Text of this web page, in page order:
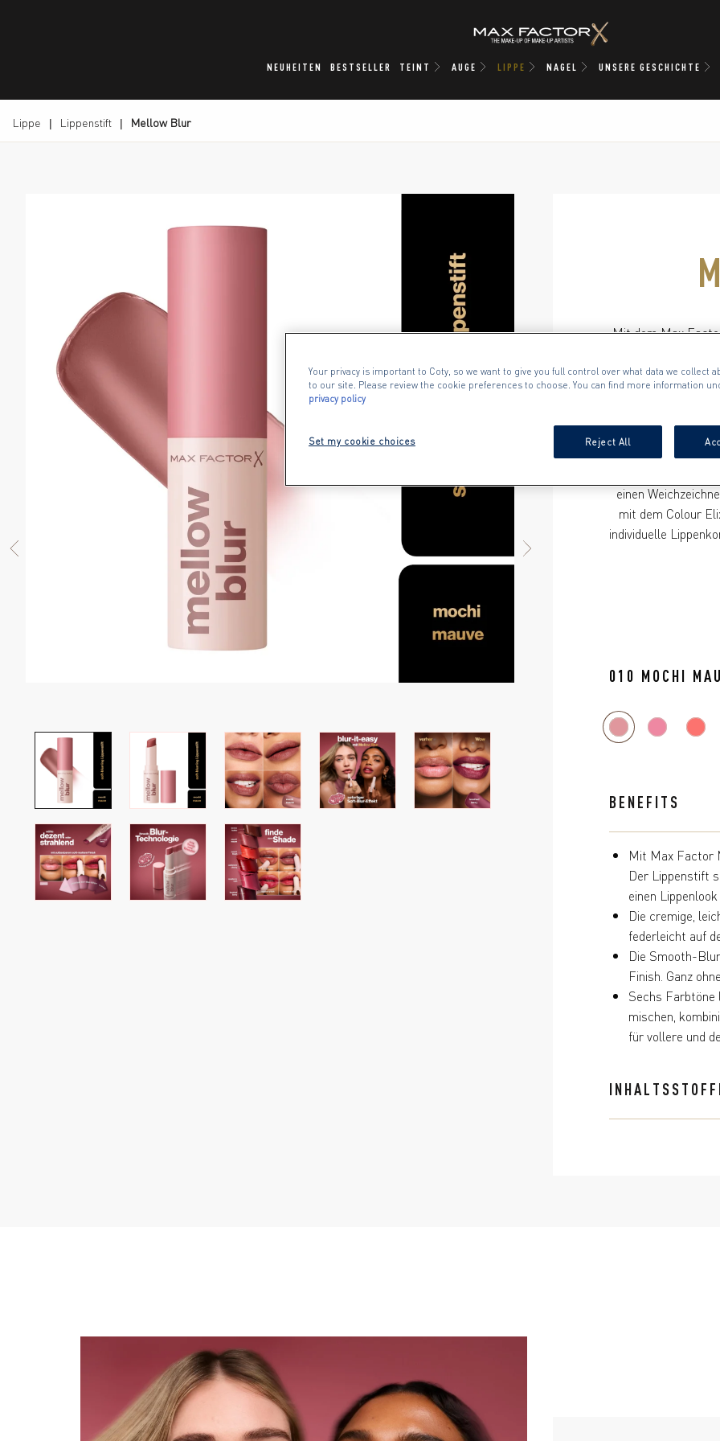
NEUHEITEN BESTSELLER TEINT AUGE LIPPE NAGEL UNSERE GESCHICHTE
Lippe Lippenstift Mellow Blur
NEXT ITEM
Mit dem Max
Handumdrehen
leichte Textur
Tragegefühl.
ganz einfach für
einen
mit dem Colour
individuelle
010 MOCHI
BENEFITS
Mit Max Factor
Der Lippenstift
einen
Die cremige,
federleicht auf
Die Smooth-
Finish. Ganz
Sechs Farbtöne
mischen,
für vollere und
Your privacy is important to Coty, so we want to give you full control over what data we collect
to our site. Please review the cookie preferences to choose. You can find more information
privacy policy
Set my cookie choices Reject All